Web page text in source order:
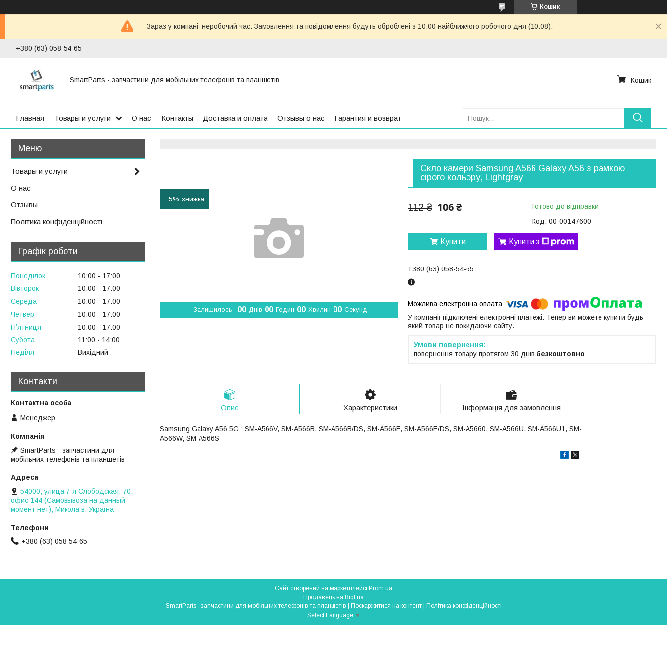
Кошик
Зараз у компанії неробочий час. Замовлення та повідомлення будуть оброблені з 10:00 найближчого робочого дня (10.08).
+380 (63) 058-54-65
SmartParts - запчастини для мобільних телефонів та планшетів Кошик
Главная Товары и услуги О нас Контакты Доставка и оплата Отзывы о нас Гарантия и возврат
–5%
Залишилось 00 Днів 00 Годин 00 Хвилин 00 Секунд
Скло камери Samsung A566 Galaxy A56 з рамкою
сірого кольору, Lightgray
112 ₴ 106 ₴
Готово до відправки
Код: 00-00147600
Купити Купити з
+380 (63) 058-54-65
У компанії підключені електронні платежі. Тепер ви можете купити будь-
який товар не покидаючи сайту.
повернення товару протягом 30 днів безкоштовно
Опис Характеристики Інформація для замовлення
Samsung Galaxy A56 5G : SM-A566V, SM-A566B, SM-A566B/DS, SM-A566E, SM-A566E/DS, SM-A5660, SM-A566U, SM-A566U1, SM-
A566W, SM-A566S
Товары и услуги
О нас
Отзывы
Політика конфіденційності
Графік роботи
Понеділок 10:00
17:00
Вівторок
10:00
17:00
Середа
10:00
17:00
Четвер
10:00
17:00
Пʼятниця
10:00
17:00
Субота
11:00
14:00
Неділя
Вихідний
Контакти
Менеджер
SmartParts - запчастини для
мобільних телефонів та планшетів
54000, улица 7-я Слободская, 70,
офис 144 (Самовывоза на данный
момент нет), Миколаїв, Україна
+380 (63) 058-54-65
Сайт створений на маркетплейсі Prom.ua
Продавець на Bigl.ua
SmartParts - запчастини для мобільних телефонів та планшетів | Поскаржитися на контент | Політика конфіденційності
Select Language ▼